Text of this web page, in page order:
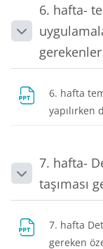
Daralt
6. hafta-
gerekenler
6. hafta
yapılırken
Daralt
7. hafta-
taşıması
7. hafta
gereken